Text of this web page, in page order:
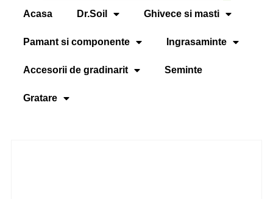
Acasa Dr.Soil Ghivece si masti
Pamant si componente Ingrasaminte
Accesorii de gradinarit Seminte
Gratare